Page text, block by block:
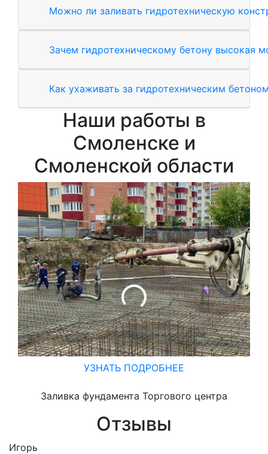
Можно ли заливать гидротехническую
Зачем гидротехническому бетону высокая
Как ухаживать за гидротехническим
Наши работы в
Смоленске и
Смоленской области
УЗНАТЬ ПОДРОБНЕЕ
Заливка фундамента Торгового центра
Отзывы
Игорь